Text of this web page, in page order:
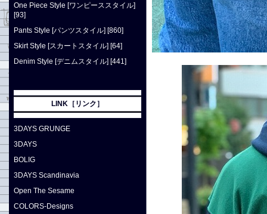
One Piece Style [ワンピーススタイル]
[93]
Pants Style [パンツスタイル] [860]
Skirt Style [スカートスタイル] [64]
Denim Style [デニムスタイル] [441]
LINK［リンク］
3DAYS GRUNGE
3DAYS
BOLIG
3DAYS Scandinavia
Open The Sesame
COLORS-Designs